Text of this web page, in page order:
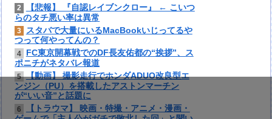
2
【悲報】 『自認レイブンクロー』 ← こいつ
らのタチ悪い率は異常
3
スタバで大量にいるMacBookいじってるや
つって何やってんの？
4
FC東京開幕戦でのDF長友佑都の“挨拶”、ス
ポニチがネタバレ報道
5 【動画】 撮影走行でホンダADUO改良型エ
ンジン（PU）を搭載したアストンマーチン
が“いい音”と話題に
6
【トラウマ】 映画・特撮・アニメ・漫画・